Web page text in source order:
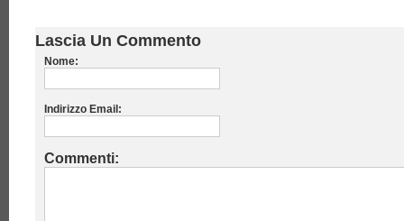
Lascia Un Commento
Nome:
Indirizzo Email:
Commenti: